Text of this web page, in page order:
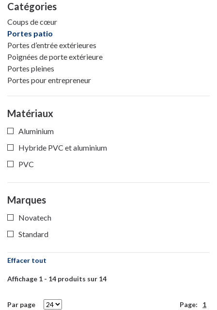
Catégories
Coups de cœur
Portes patio
Portes d’entrée extérieures
Poignées de porte extérieure
Portes pleines
Portes pour entrepreneur
Matériaux
Aluminium
Hybride PVC et aluminium
PVC
Marques
Novatech
Standard
Effacer tout
Affichage 1 - 14 produits sur 14
Par page Page: 1